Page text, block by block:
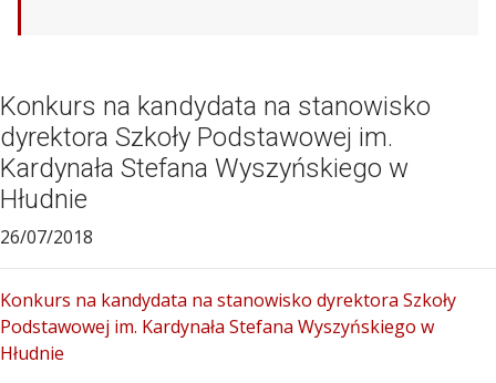
Konkurs na kandydata na stanowisko
dyrektora Szkoły Podstawowej im.
Kardynała Stefana Wyszyńskiego w
Hłudnie
26/07/2018
Konkurs na kandydata na stanowisko dyrektora Szkoły
Podstawowej im. Kardynała Stefana Wyszyńskiego w
Hłudnie